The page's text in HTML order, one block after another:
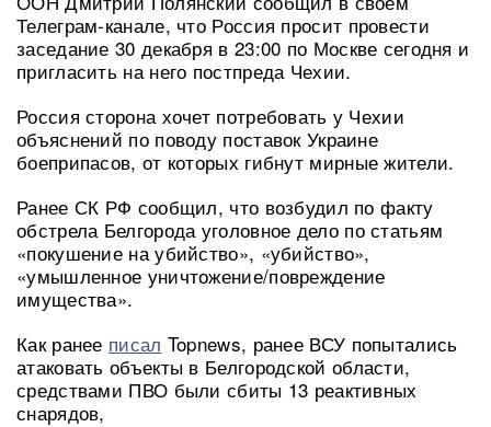
Телеграм-канале, что Россия просит провести
заседание 30 декабря в 23:00 по Москве сегодня и
пригласить на него постпреда Чехии.
Россия сторона хочет потребовать у Чехии
объяснений по поводу поставок Украине
боеприпасов, от которых гибнут мирные жители.
Ранее СК РФ сообщил, что возбудил по факту
обстрела Белгорода уголовное дело по статьям
«покушение на убийство», «убийство»,
«умышленное уничтожение/повреждение
имущества».
Как ранее писал Topnews, ранее ВСУ попытались
атаковать объекты в Белгородской области,
средствами ПВО были сбиты 13 реактивных
снарядов,